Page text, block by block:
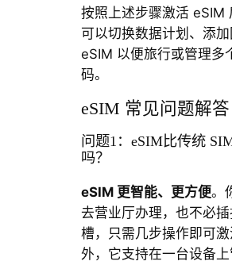
按照上述步骤激活 eSIM
可以切换数据计划、添
eSIM 以便旅行或管理多
码。
eSIM 常见问题解答
问题1：eSIM比传统
吗？
eSIM 更智能、更方便。
去营业厅办理，也不必
槽，只需几步操作即可
外，它支持在一台设备